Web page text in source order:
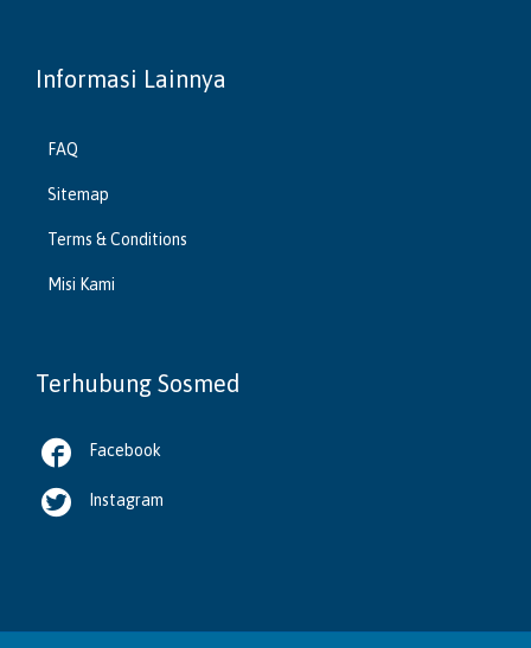
Informasi Lainnya
FAQ
Sitemap
Terms & Conditions
Misi Kami
Terhubung Sosmed
 Facebook
 Instagram